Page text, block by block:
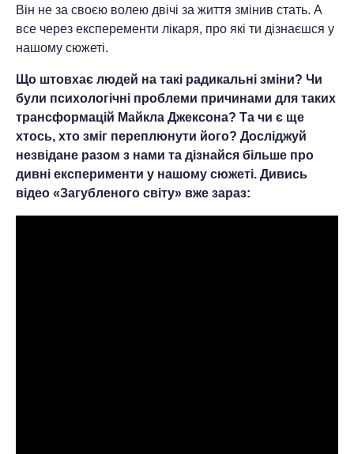
Він не за своєю волею двічі за життя змінив стать. А
все через експеременти лікаря, про які ти дізнаєшся у
нашому сюжеті.
Що штовхає людей на такі радикальні зміни? Чи
були психологічні проблеми причинами для таких
трансформацій Майкла Джексона? Та чи є ще
хтось, хто зміг переплюнути його? Досліджуй
незвідане разом з нами та дізнайся більше про
дивні експерименти у нашому сюжеті. Дивись
відео «Загубленого світу» вже зараз: